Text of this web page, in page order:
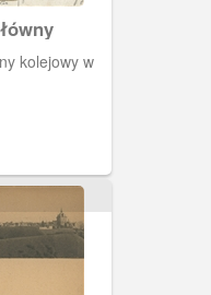
kolejowy w